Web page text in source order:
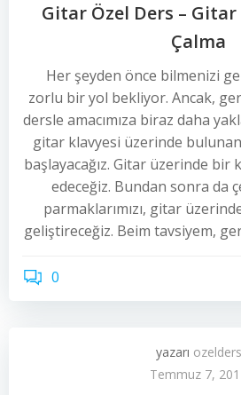
Gitar Özel Ders –
Çalma
Her şeyden önce bilmenizi
zorlu bir yol bekliyor. Ancak,
dersle amacımıza biraz daha
gitar klavyesi üzerinde
başlayacağız. Gitar üzerinde bir
edeceğiz. Bundan sonra da
parmaklarımızı, gitar
geliştireceğiz. Beim tavsiyem,
0
yazarı ozelders
Temmuz 7,